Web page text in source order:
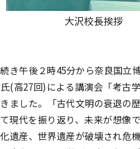
大沢校長挨拶
き午後２時45分から奈良国立
(高27回)による講演会「考古
ました。「古代文明の衰退の
現代を振り返り、未来が想像
遺産、世界遺産が破壊され危